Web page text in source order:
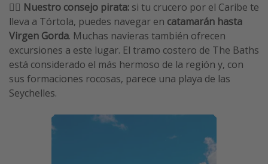
🏴‍☠️ Nuestro consejo pirata: si tu crucero por el Caribe te
lleva a Tórtola, puedes navegar en catamarán hasta
Virgen Gorda. Muchas navieras también ofrecen
excursiones a este lugar. El tramo costero de The Baths
está considerado el más hermoso de la región y, con
sus formaciones rocosas, parece una playa de las
Seychelles.